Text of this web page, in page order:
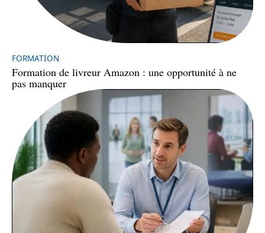
FORMATION
Formation de livreur Amazon : une opportunité à ne
pas manquer